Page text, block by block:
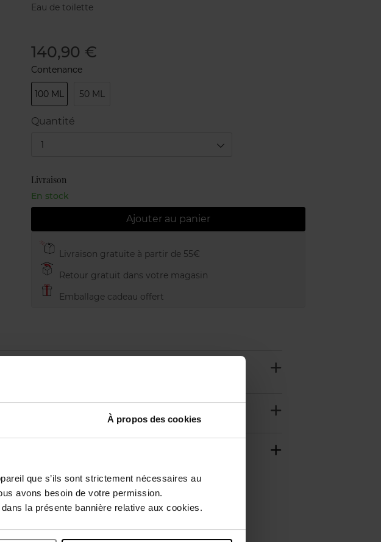
À propos des cookies
que s’ils sont strictement nécessaires au
avons besoin de votre permission.
la présente bannière relative aux cookies.
Eau de toilette
140,90 €
Contenance
100 ML 50 ML
Quantité
1
Livraison
En stock
Ajouter au panier
Livraison gratuite à partir de 55€
Retour gratuit dans votre magasin
Emballage cadeau offert
être